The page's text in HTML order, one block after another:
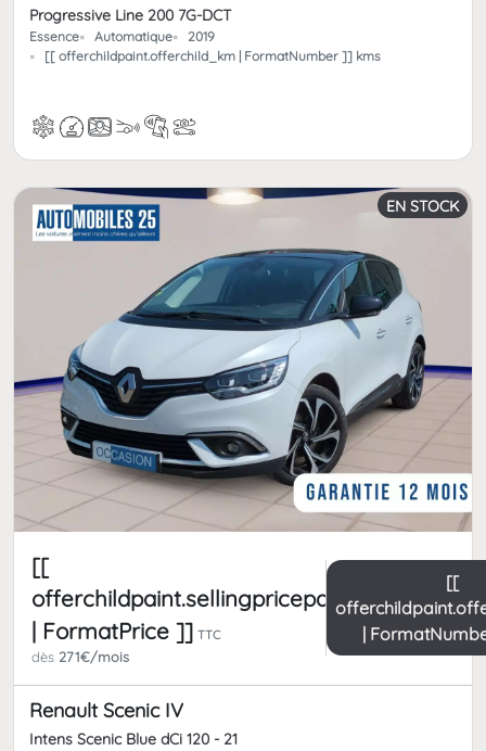
Progressive Line 200 7G-DCT
Essence Automatique
2019
[[ offerchildpaint.offerchild_km | FormatNumber ]] kms
EN STOCK
[[
offerchildpaint.sellingpricepart_ttc
| FormatPrice ]] TTC
dès 271€/mois
[[
|
Renault Scenic IV
Intens Scenic Blue dCi 120 - 21